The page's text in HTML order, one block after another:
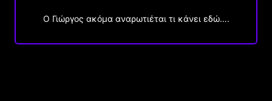
Ο Γιώργος ακόμα αναρωτιέται τι κάνει εδώ….